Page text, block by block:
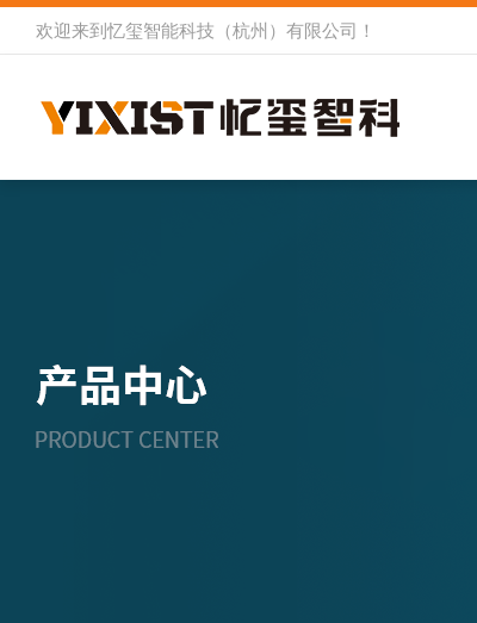
欢迎来到 忆玺智能科技（杭州）有限公司 ！